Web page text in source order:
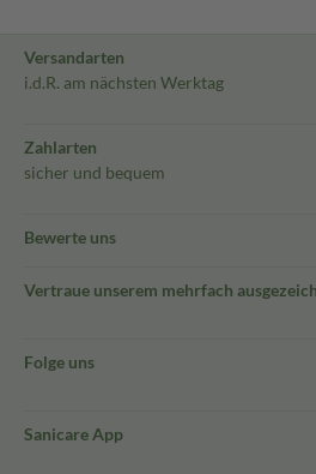
Versandarten
i.d.R. am nächsten Werktag
Zahlarten
sicher und bequem
Bewerte uns
Vertraue unserem mehrfach
Folge uns
Sanicare App